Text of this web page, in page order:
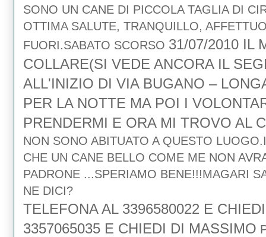
SONO UN CANE DI PICCOLA TAGLIA DI
OTTIMA SALUTE, TRANQUILLO,
FUORI.SABATO SCORSO 31/07/2010 IL
COLLARE(SI VEDE ANCORA IL
ALL'INIZIO DI VIA BUGANO –
PER LA NOTTE MA POI I
PRENDERMI E ORA MI TROVO AL
NON SONO ABITUATO A QUESTO
CHE UN CANE BELLO COME ME NON
PADRONE ...SPERIAMO BENE!!!MAGARI
NE DICI?
TELEFONA AL 3396580022 E
3357065035 E CHIEDI DI MASSIMO